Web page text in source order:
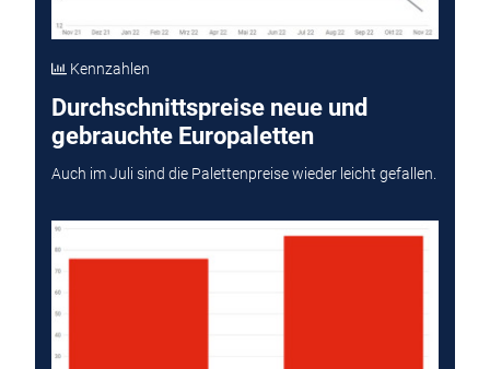
Kennzahlen
Durchschnittspreise neue und
gebrauchte Europaletten
Auch im Juli sind die Palettenpreise wieder leicht gefallen.